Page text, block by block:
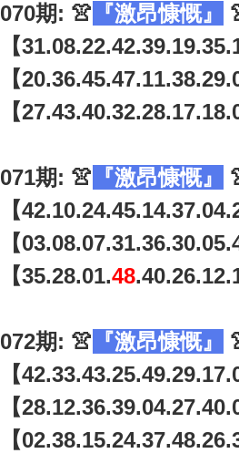
070期: 👚 『激昂慷慨』
【
【
【
071期: 👚 『激昂慷慨』
【
【
【35.28.01.48
072期: 👚 『激昂慷慨』
【
【
【